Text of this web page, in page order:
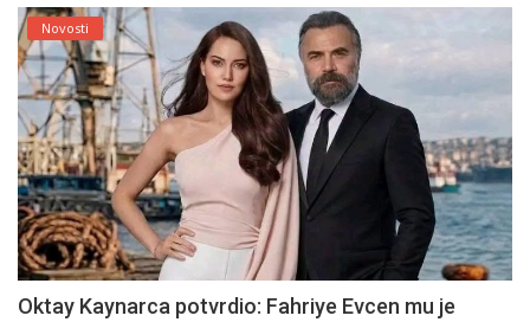
Novosti
Oktay Kaynarca potvrdio: Fahriye Evcen mu je